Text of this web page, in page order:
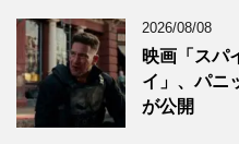
2026/08/08
映画「スパ
イ」、パニ
が公開